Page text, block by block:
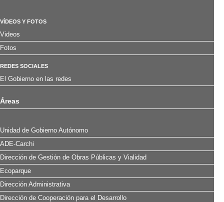
VÍDEOS Y FOTOS
Videos
Fotos
REDES SOCIALES
El Gobierno en las redes
Áreas
Unidad de Gobierno Autónomo
ADE-Carchi
Dirección de Gestión de Obras Públicas y Vialidad
Ecoparque
Dirección Administrativa
Dirección de Cooperación para el Desarrollo